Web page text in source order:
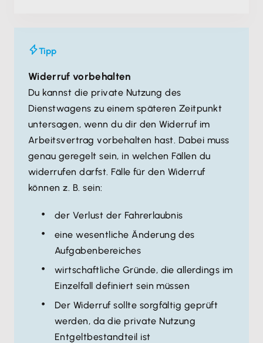
Tipp
Widerruf vorbehalten
Du kannst die private Nutzung des
Dienstwagens zu einem späteren Zeitpunkt
untersagen, wenn du dir den Widerruf im
Arbeitsvertrag vorbehalten hast. Dabei muss
genau geregelt sein, in welchen Fällen du
widerrufen darfst. Fälle für den Widerruf
können z. B. sein:
der Verlust der Fahrerlaubnis
eine wesentliche Änderung des
Aufgabenbereiches
wirtschaftliche Gründe, die allerdings im
Einzelfall definiert sein müssen
Der Widerruf sollte sorgfältig geprüft
werden, da die private Nutzung
Entgeltbestandteil ist